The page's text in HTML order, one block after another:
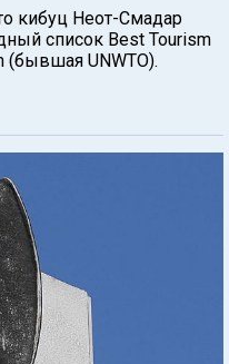
кибуц Неот-Смадар
список Best Tourism
(бывшая UNWTO).